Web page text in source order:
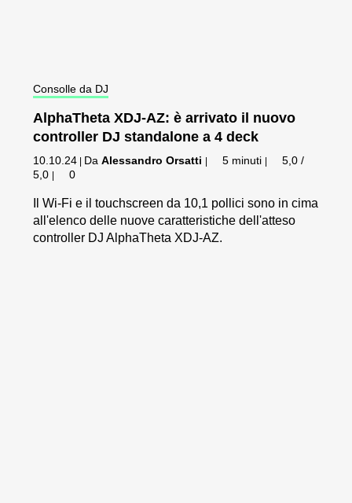
Consolle da DJ
AlphaTheta XDJ-AZ: è arrivato il nuovo
controller DJ standalone a 4 deck
10.10.24 DaAlessandro Orsatti 5 minuti
5,0 /
5,0
0
Il Wi-Fi e il touchscreen da 10,1 pollici sono in cima
all'elenco delle nuove caratteristiche dell'atteso
controller DJ AlphaTheta XDJ-AZ.